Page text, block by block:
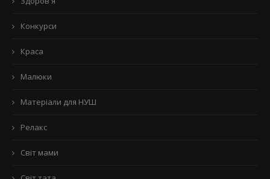
Конкурси
Краса
Малюки
Матеріали для НУШ
Релакс
Світ мами